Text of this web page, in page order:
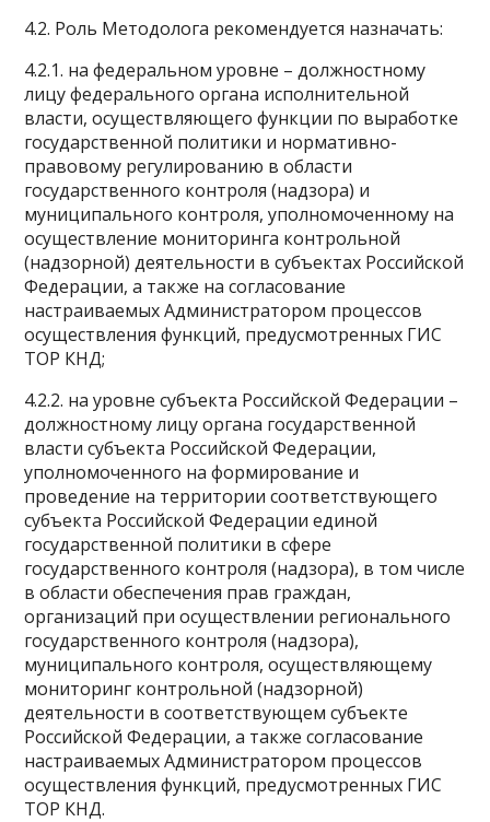
4.2. Роль Методолога рекомендуется назначать:
4.2.1. на федеральном уровне – должностному
лицу федерального органа исполнительной
власти, осуществляющего функции по выработке
государственной политики и нормативно-
правовому регулированию в области
государственного контроля (надзора) и
муниципального контроля, уполномоченному на
осуществление мониторинга контрольной
(надзорной) деятельности в субъектах Российской
Федерации, а также на согласование
настраиваемых Администратором процессов
осуществления функций, предусмотренных ГИС
ТОР КНД;
4.2.2. на уровне субъекта Российской Федерации –
должностному лицу органа государственной
власти субъекта Российской Федерации,
уполномоченного на формирование и
проведение на территории соответствующего
субъекта Российской Федерации единой
государственной политики в сфере
государственного контроля (надзора), в том числе
в области обеспечения прав граждан,
организаций при осуществлении регионального
государственного контроля (надзора),
муниципального контроля, осуществляющему
мониторинг контрольной (надзорной)
деятельности в соответствующем субъекте
Российской Федерации, а также согласование
настраиваемых Администратором процессов
осуществления функций, предусмотренных ГИС
ТОР КНД.